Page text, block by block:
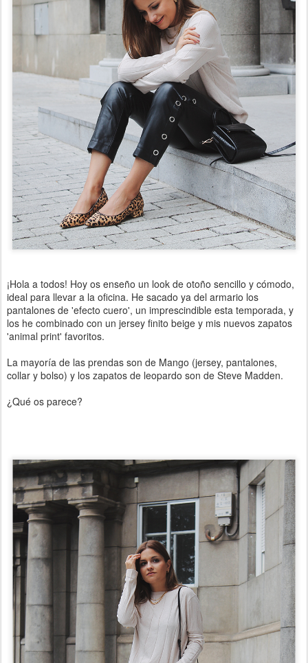
¡Hola a todos! Hoy os enseño un look de otoño sencillo y cómodo,
ideal para llevar a la oficina. He sacado ya del armario los
pantalones de 'efecto cuero', un imprescindible esta temporada, y
los he combinado con un jersey finito beige y mis nuevos zapatos
'animal print' favoritos.
La mayoría de las prendas son de Mango (jersey, pantalones,
collar y bolso) y los zapatos de leopardo son de Steve Madden.
¿Qué os parece?